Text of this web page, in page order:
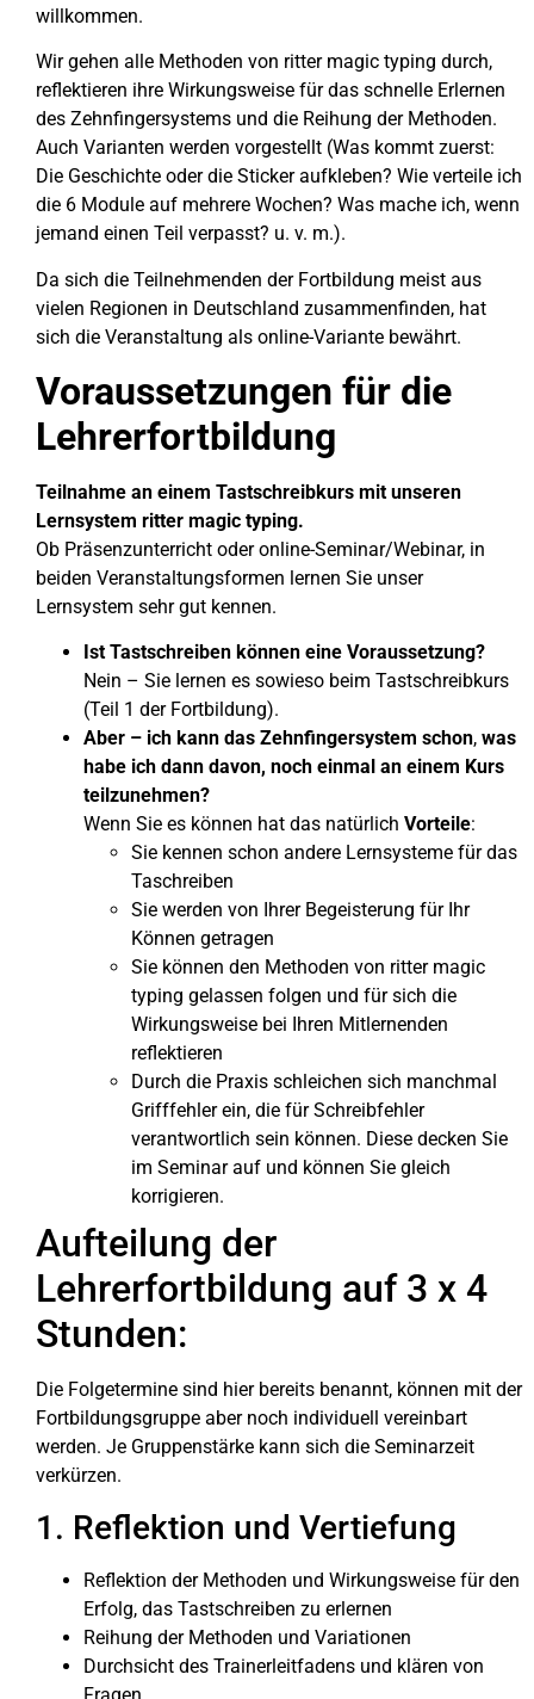
willkommen.
Wir gehen alle Methoden von ritter magic typing durch,
reflektieren ihre Wirkungsweise für das schnelle Erlernen
des Zehnfingersystems und die Reihung der Methoden.
Auch Varianten werden vorgestellt (Was kommt zuerst:
Die Geschichte oder die Sticker aufkleben? Wie verteile ich
die 6 Module auf mehrere Wochen? Was mache ich, wenn
jemand einen Teil verpasst? u. v. m.).
Da sich die Teilnehmenden der Fortbildung meist aus
vielen Regionen in Deutschland zusammenfinden, hat
sich die Veranstaltung als online-Variante bewährt.
Voraussetzungen für die
Lehrerfortbildung
Teilnahme an einem Tastschreibkurs mit unseren
Lernsystem ritter magic typing.
Ob Präsenzunterricht oder online-Seminar/Webinar, in
beiden Veranstaltungsformen lernen Sie unser
Lernsystem sehr gut kennen.
Ist Tastschreiben können eine Voraussetzung?
Nein – Sie lernen es sowieso beim Tastschreibkurs
(Teil 1 der Fortbildung).
Aber – ich kann das Zehnfingersystem schon, was
habe ich dann davon, noch einmal an einem Kurs
teilzunehmen?
Wenn Sie es können hat das natürlich Vorteile:
Sie kennen schon andere Lernsysteme für das
Taschreiben
Sie werden von Ihrer Begeisterung für Ihr
Können getragen
Sie können den Methoden von ritter magic
typing gelassen folgen und für sich die
Wirkungsweise bei Ihren Mitlernenden
reflektieren
Durch die Praxis schleichen sich manchmal
Grifffehler ein, die für Schreibfehler
verantwortlich sein können. Diese decken Sie
im Seminar auf und können Sie gleich
korrigieren.
Aufteilung der
Lehrerfortbildung auf 3 x 4
Stunden:
Die Folgetermine sind hier bereits benannt, können mit der
Fortbildungsgruppe aber noch individuell vereinbart
werden. Je Gruppenstärke kann sich die Seminarzeit
verkürzen.
1. Reflektion und Vertiefung
Reflektion der Methoden und Wirkungsweise für den
Erfolg, das Tastschreiben zu erlernen
Reihung der Methoden und Variationen
Durchsicht des Trainerleitfadens und klären von